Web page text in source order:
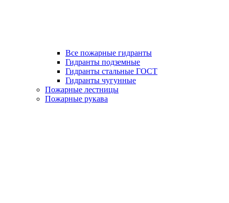
Все пожарные гидранты
Гидранты подземные
Гидранты стальные ГОСТ
Гидранты чугунные
Пожарные лестницы
Пожарные рукава